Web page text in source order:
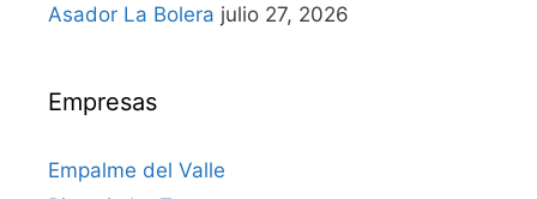
Asador La Bolera julio 27, 2026
Empresas
Empalme del Valle